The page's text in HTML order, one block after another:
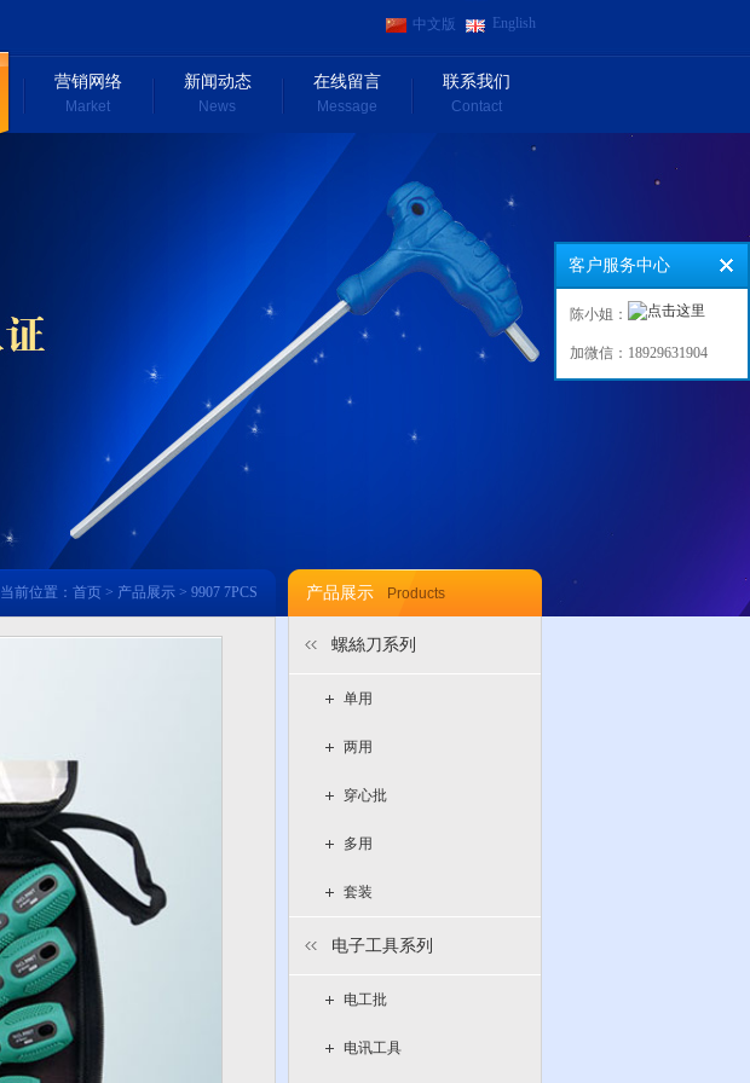
English
中文版
营销网络
Market
新闻动态
News
在线留言
Message
联系我们
Contact
当前位置： 首页 > 产品展示 > 9907 7PCS 产品展示 Products
螺絲刀系列
单用
两用
穿心批
多用
套装
电子工具系列
电工批
电讯工具
客户服务中心
陈小姐：
加微信：18929631904